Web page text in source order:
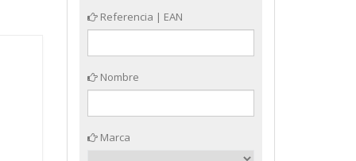
Referencia | EAN
Nombre
Marca